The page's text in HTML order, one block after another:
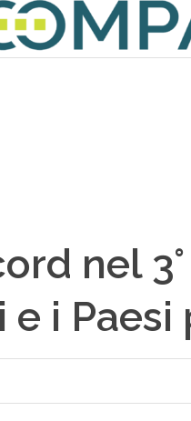
nel
e i